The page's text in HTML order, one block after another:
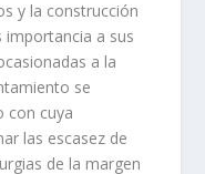
y la construcción
importancia a sus
a la
se
con cuya
las escasez de
de la margen